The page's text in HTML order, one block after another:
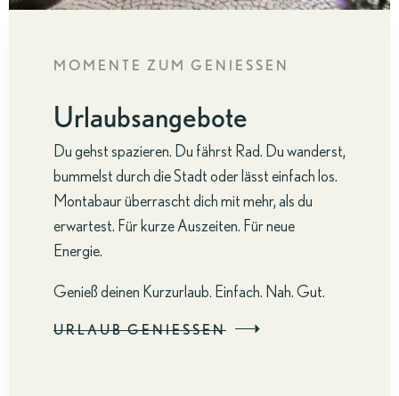
MOMENTE ZUM GENIESSEN
Urlaubsangebote
Du gehst spazieren. Du fährst Rad. Du wanderst,
bummelst durch die Stadt oder lässt einfach los.
Montabaur überrascht dich mit mehr, als du
erwartest. Für kurze Auszeiten. Für neue
Energie.
Genieß deinen Kurzurlaub. Einfach. Nah. Gut.
URLAUB GENIESSEN